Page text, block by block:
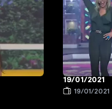
19/01/2021
19/01/2021